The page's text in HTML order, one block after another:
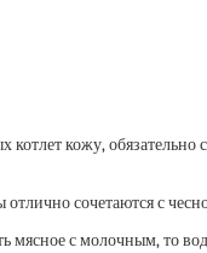
кожу, обязательно
сочетаются с
мясное с молочным, то